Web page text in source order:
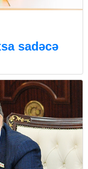
sadəcə